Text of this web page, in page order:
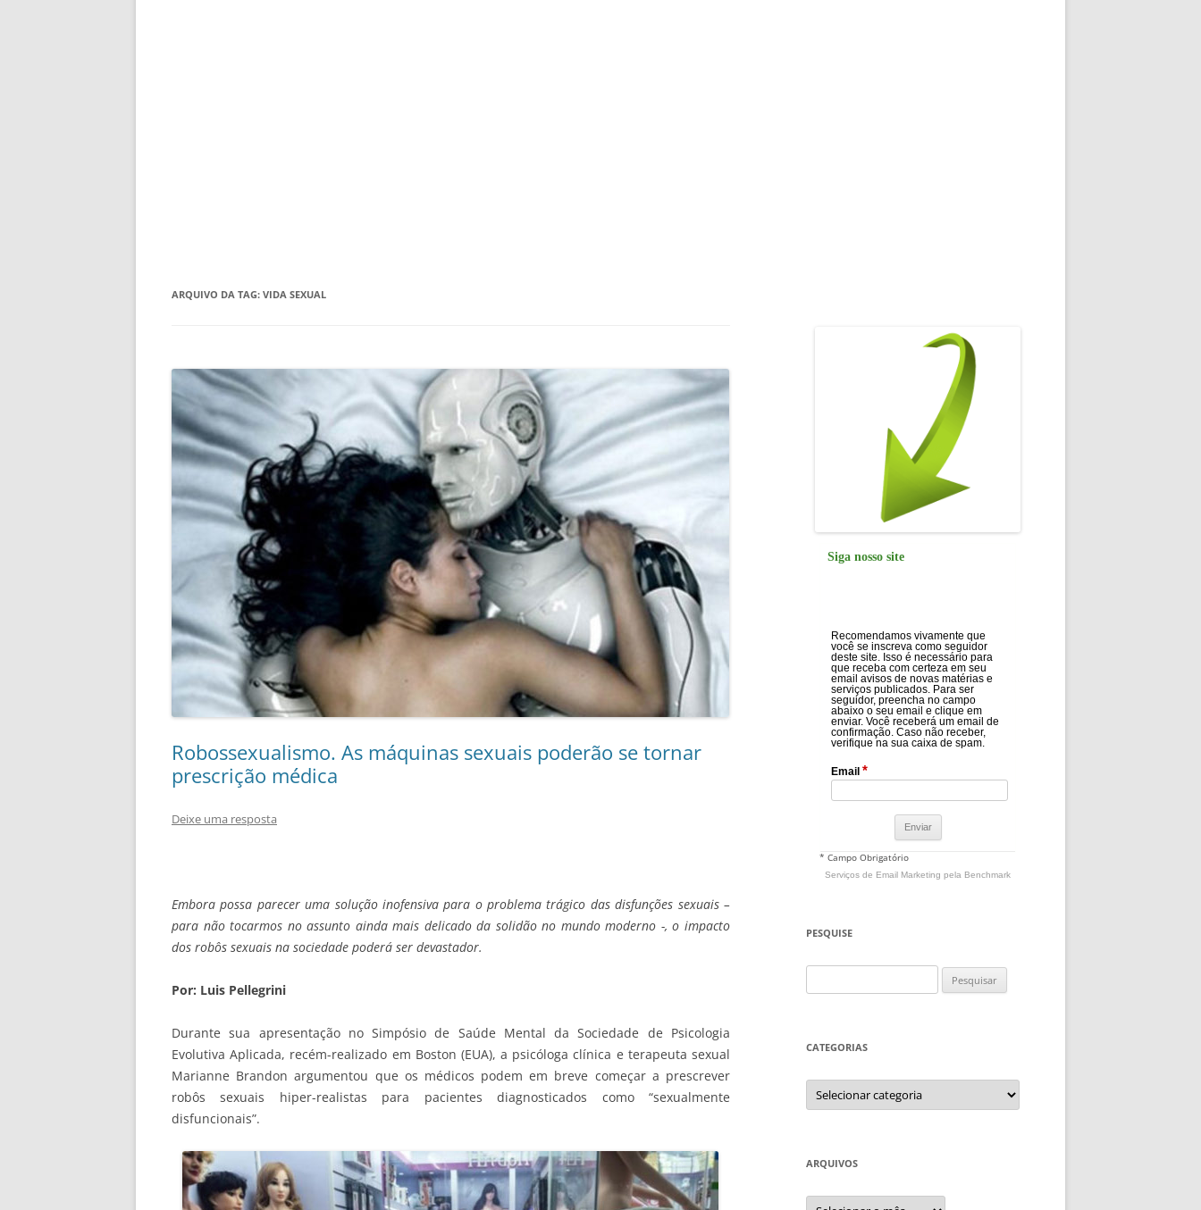
ARQUIVO DA TAG: VIDA SEXUAL
Robossexualismo. As máquinas sexuais poderão se tornar
prescrição médica
Deixe uma resposta
Embora possa parecer uma solução inofensiva para o problema trágico das disfunções sexuais –
para não tocarmos no assunto ainda mais delicado da solidão no mundo moderno -, o impacto
dos robôs sexuais na sociedade poderá ser devastador.
Por: Luis Pellegrini
Durante sua apresentação no Simpósio de Saúde Mental da Sociedade de Psicologia
Evolutiva Aplicada, recém-realizado em Boston (EUA), a psicóloga clínica e terapeuta sexual
Marianne Brandon argumentou que os médicos podem em breve começar a prescrever
robôs sexuais hiper-realistas para pacientes diagnosticados como “sexualmente
disfuncionais”.
Siga nosso site
Recomendamos vivamente que
você se inscreva como seguidor
deste site. Isso é necessário para
que receba com certeza em seu
email avisos de novas matérias e
serviços publicados. Para ser
seguidor, preencha no campo
abaixo o seu email e clique em
enviar. Você receberá um email de
confirmação. Caso não receber,
verifique na sua caixa de spam.
Email *
* Campo Obrigatório
Serviços de Email Marketing pela Benchmark
PESQUISE
por:
CATEGORIAS
Categorias
ARQUIVOS
Arquivos